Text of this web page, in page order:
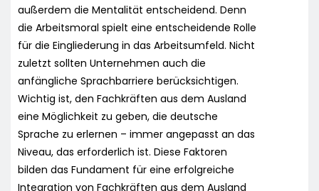
außerdem die Mentalität entscheidend. Denn
die Arbeitsmoral spielt eine entscheidende Rolle
für die Eingliederung in das Arbeitsumfeld. Nicht
zuletzt sollten Unternehmen auch die
anfängliche Sprachbarriere berücksichtigen.
Wichtig ist, den Fachkräften aus dem Ausland
eine Möglichkeit zu geben, die deutsche
Sprache zu erlernen – immer angepasst an das
Niveau, das erforderlich ist. Diese Faktoren
bilden das Fundament für eine erfolgreiche
Integration von Fachkräften aus dem Ausland